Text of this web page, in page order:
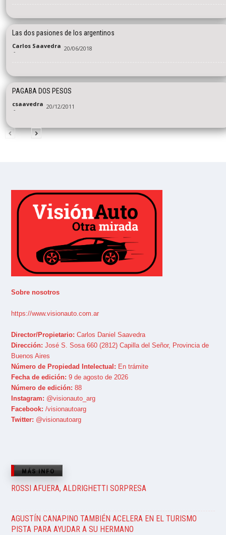
Las dos pasiones de los argentinos
Carlos Saavedra
- 20/06/2018
PAGABA DOS PESOS
csaavedra
- 20/12/2011
Sobre nosotros
https://www.visionauto.com.ar
Director/Propietario: Carlos Daniel Saavedra
Dirección: José S. Sosa 660 (2812) Capilla del Señor, Provincia de
Buenos Aires
Número de Propiedad Intelectual: En trámite
Fecha de edición: 9 de agosto de 2026
Número de edición: 88
Instagram: @visionauto_arg
Facebook: /visionautoarg
Twitter: @visionautoarg
MÁS INFO
ROSSI AFUERA, ALDRIGHETTI SORPRESA
AGUSTÍN CANAPINO TAMBIÉN ACELERA EN EL TURISMO
PISTA PARA AYUDAR A SU HERMANO